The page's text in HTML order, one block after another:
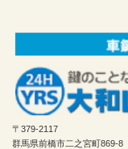
〒379-2117
群馬県前橋市二之宮町869-8